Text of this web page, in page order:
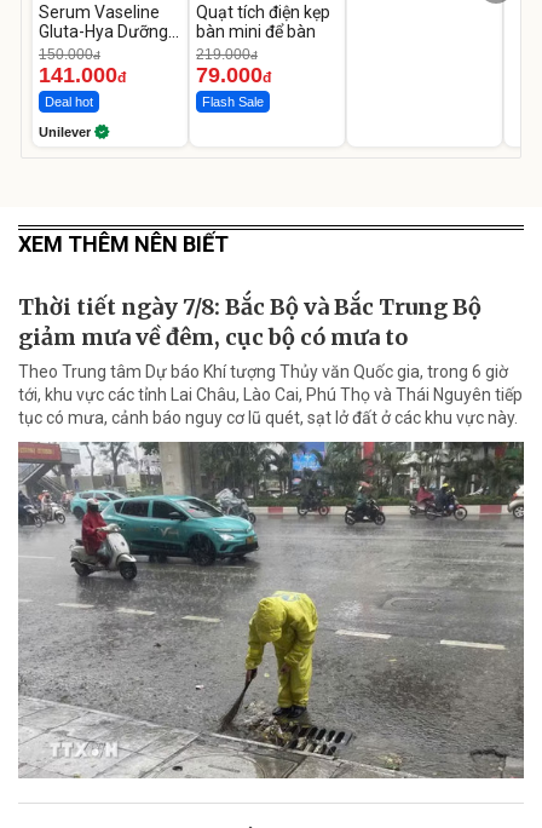
Serum Vaseline
Gluta-Hya Dưỡng
Da Sáng Mịn Sau 7
Ngày
150.000đ
141.000đ
Deal hot
Unilever
Quạt tích điện kẹp
bàn mini để bàn
219.000đ
79.000đ
Flash Sale
XEM THÊM NÊN BIẾT
Thời tiết ngày 7/8: Bắc Bộ và Bắc Trung Bộ
giảm mưa về đêm, cục bộ có mưa to
Theo Trung tâm Dự báo Khí tượng Thủy văn Quốc gia, trong 6 giờ
tới, khu vực các tỉnh Lai Châu, Lào Cai, Phú Thọ và Thái Nguyên tiếp
tục có mưa, cảnh báo nguy cơ lũ quét, sạt lở đất ở các khu vực này.